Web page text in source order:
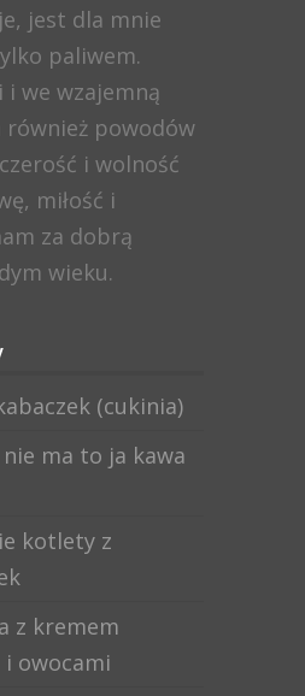
jest dla mnie
paliwem.
i we wzajemną
również powodów
i wolność
miłość i
za dobrą
wieku.
(cukinia)
ma to ja kawa
kotlety z
z kremem
owocami